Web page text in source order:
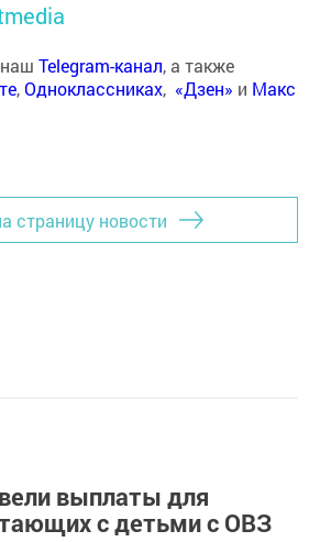
Telegram-канал, а также
,Одноклассниках, «Дзен» и Макс
страницу новости
выплаты для
с детьми с ОВЗ